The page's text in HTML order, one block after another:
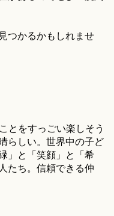
つかるかもしれませ
とをすっごい楽しそう
らしい。世界中の子ど
」と「笑顔」と「希
たち。信頼できる仲